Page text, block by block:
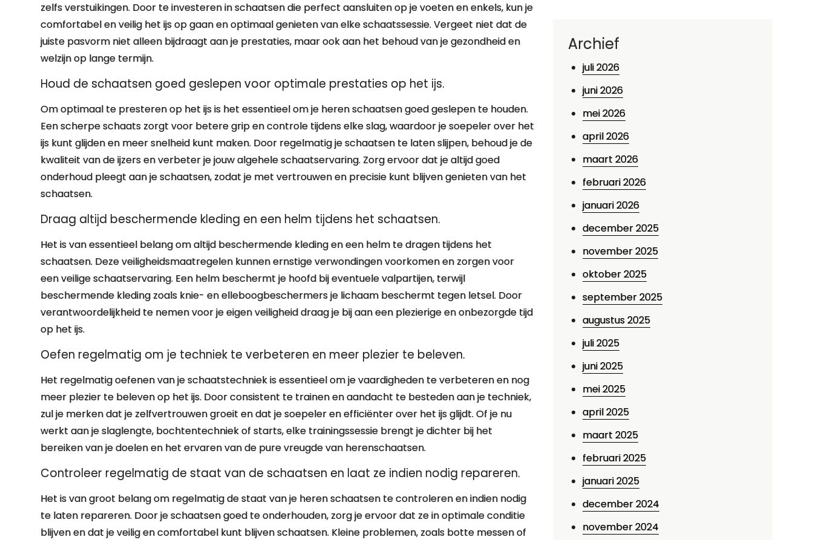
zelfs verstuikingen. Door te investeren in schaatsen die perfect aansluiten op je voeten en enkels, kun je
comfortabel en veilig het ijs op gaan en optimaal genieten van elke schaatssessie. Vergeet niet dat de
juiste pasvorm niet alleen bijdraagt aan je prestaties, maar ook aan het behoud van je gezondheid en
welzijn op lange termijn.
Houd de schaatsen goed geslepen voor optimale prestaties op het ijs.
Om optimaal te presteren op het ijs is het essentieel om je heren schaatsen goed geslepen te houden.
Een scherpe schaats zorgt voor betere grip en controle tijdens elke slag, waardoor je soepeler over het
ijs kunt glijden en meer snelheid kunt maken. Door regelmatig je schaatsen te laten slijpen, behoud je de
kwaliteit van de ijzers en verbeter je jouw algehele schaatservaring. Zorg ervoor dat je altijd goed
onderhoud pleegt aan je schaatsen, zodat je met vertrouwen en precisie kunt blijven genieten van het
schaatsen.
Draag altijd beschermende kleding en een helm tijdens het schaatsen.
Het is van essentieel belang om altijd beschermende kleding en een helm te dragen tijdens het
schaatsen. Deze veiligheidsmaatregelen kunnen ernstige verwondingen voorkomen en zorgen voor
een veilige schaatservaring. Een helm beschermt je hoofd bij eventuele valpartijen, terwijl
beschermende kleding zoals knie- en elleboogbeschermers je lichaam beschermt tegen letsel. Door
verantwoordelijkheid te nemen voor je eigen veiligheid draag je bij aan een plezierige en onbezorgde tijd
op het ijs.
Oefen regelmatig om je techniek te verbeteren en meer plezier te beleven.
Het regelmatig oefenen van je schaatstechniek is essentieel om je vaardigheden te verbeteren en nog
meer plezier te beleven op het ijs. Door consistent te trainen en aandacht te besteden aan je techniek,
zul je merken dat je zelfvertrouwen groeit en dat je soepeler en efficiënter over het ijs glijdt. Of je nu
werkt aan je slaglengte, bochtentechniek of starts, elke trainingssessie brengt je dichter bij het
bereiken van je doelen en het ervaren van de pure vreugde van herenschaatsen.
Controleer regelmatig de staat van de schaatsen en laat ze indien nodig repareren.
Het is van groot belang om regelmatig de staat van je heren schaatsen te controleren en indien nodig
te laten repareren. Door je schaatsen goed te onderhouden, zorg je ervoor dat ze in optimale conditie
blijven en dat je veilig en comfortabel kunt blijven schaatsen. Kleine problemen, zoals botte messen of
Archief
juli 2026
juni 2026
mei 2026
april 2026
maart 2026
februari 2026
januari 2026
december 2025
november 2025
oktober 2025
september 2025
augustus 2025
juli 2025
juni 2025
mei 2025
april 2025
maart 2025
februari 2025
januari 2025
december 2024
november 2024